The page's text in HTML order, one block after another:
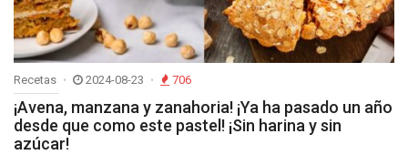
Recetas 2024-08-23 706
¡Avena, manzana y zanahoria! ¡Ya ha pasado un año
desde que como este pastel! ¡Sin harina y sin
azúcar!